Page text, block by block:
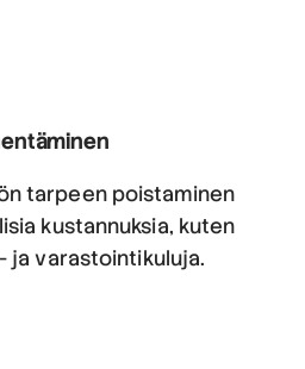
tarpeen poistaminen
kustannuksia, kuten
ja varastointikuluja.